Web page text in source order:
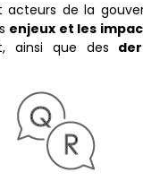
acteurs de la
enjeux et les
ainsi que des